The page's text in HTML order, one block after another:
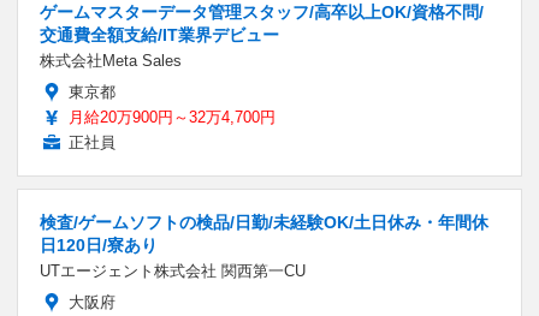
ゲームマスターデータ管理スタッフ/高卒以上OK/資格不問/
交通費全額支給/IT業界デビュー
株式会社Meta Sales
東京都
月給20万900円～32万4,700円
正社員
検査/ゲームソフトの検品/日勤/未経験OK/土日休み・年間休
日120日/寮あり
UTエージェント株式会社 関西第一CU
大阪府